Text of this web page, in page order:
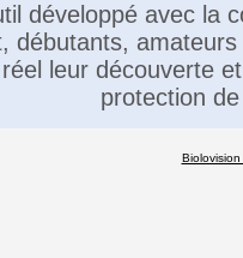
développé avec la
débutants,
leur découverte
protection
Biolovision